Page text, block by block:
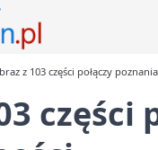
z 103 części połączy
części